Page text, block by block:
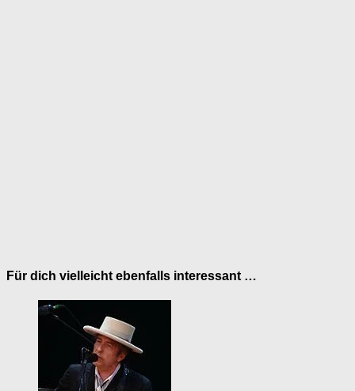
Für dich vielleicht ebenfalls interessant …